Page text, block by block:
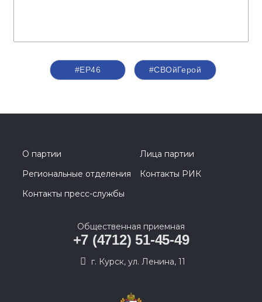
#ЕР46 #СВОйГерой
О партии
Лица партии
Региональные отделения
Контакты РИК
Контакты пресс-службы
Общественная приемная
+7 (4712) 51-45-49
г. Курск, ул. Ленина, 11